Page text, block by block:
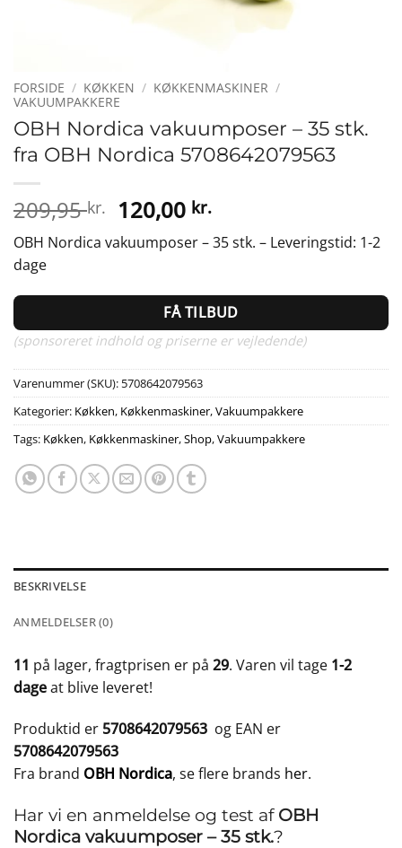
FORSIDE / KØKKEN / KØKKENMASKINER /
VAKUUMPAKKERE
OBH Nordica vakuumposer – 35 stk.
fra OBH Nordica 5708642079563
209,95kr. Den
oprindelige
pris
209,95 kr..
120,00 kr.Den
aktuelle
pris
120,00 kr..
OBH Nordica vakuumposer – 35 stk. – Leveringstid: 1-2
dage
FÅ TILBUD
(sponsoreret indhold og priserne er vejledende)
Varenummer (SKU): 5708642079563
Kategorier: Køkken, Køkkenmaskiner,Vakuumpakkere
Tags: Køkken, Køkkenmaskiner,Shop,Vakuumpakkere
BESKRIVELSE
ANMELDELSER (0)
11 på lager, fragtprisen er på 29. Varen vil tage 1-2
dageat blive leveret!
Produktid er 5708642079563 og EAN er
5708642079563
Fra brand OBH Nordica, se flere brands her.
Har vi en anmeldelse og test af OBH
Nordica vakuumposer – 35 stk.?